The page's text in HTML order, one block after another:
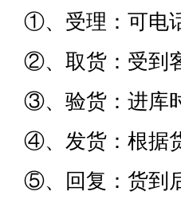
①、受理：可电
②、取货：受到
③、验货：进库
④、发货：根据
⑤、回复：货到